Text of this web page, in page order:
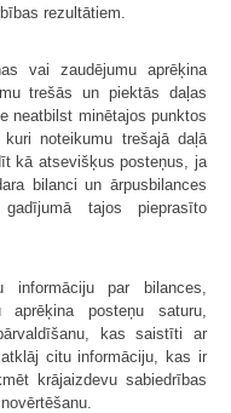
rezultātiem.
vai zaudējumu aprēķina
trešās un piektās daļas
neatbilst minētajos punktos
noteikumu trešajā daļā
kā atsevišķus posteņus, ja
bilanci un ārpusbilances
tajos pieprasīto
informāciju par bilances,
aprēķina posteņu saturu,
kas saistīti ar
citu informāciju, kas ir
krājaizdevu sabiedrības